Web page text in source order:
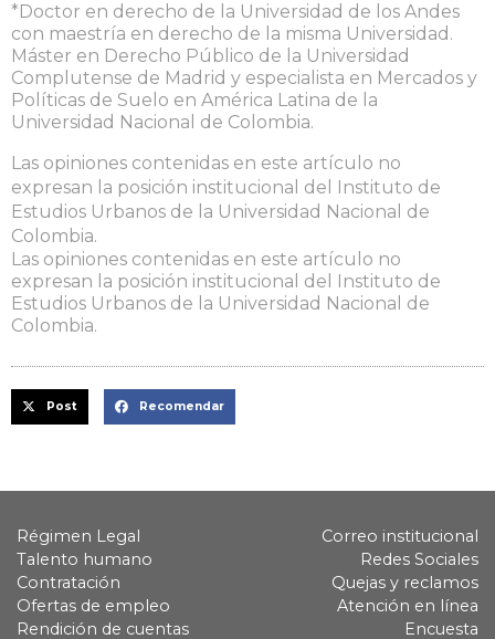
*Doctor en derecho de la Universidad de los Andes
con maestría en derecho de la misma Universidad.
Máster en Derecho Público de la Universidad
Complutense de Madrid y especialista en Mercados y
Políticas de Suelo en América Latina de la
Universidad Nacional de Colombia.
Las opiniones contenidas en este artículo no
expresan la posición institucional del Instituto de
Estudios Urbanos de la Universidad Nacional de
Colombia.
Las opiniones contenidas en este artículo no
expresan la posición institucional del Instituto de
Estudios Urbanos de la Universidad Nacional de
Colombia.
Post Recomendar
Régimen Legal
Talento humano
Contratación
Ofertas de empleo
Rendición de cuentas
Correo institucional
Redes Sociales
Quejas y reclamos
Atención en línea
Encuesta